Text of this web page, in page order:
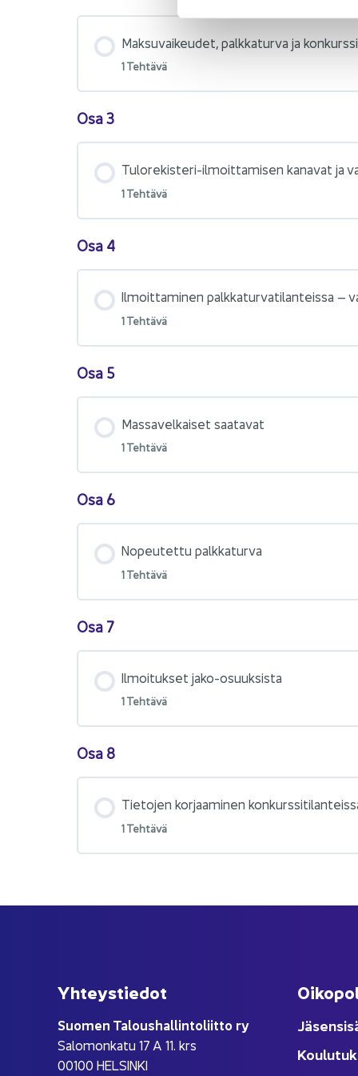
Mak­su­vai­keu­det, palk­ka­tur­va ja
1 Teh­tä­vä
Osa 3
Tulorekisteri-​ilmoittamisen ka­na­vat ja
1 Teh­tä­vä
Osa 4
Il­moit­ta­mi­nen palk­ka­tur­va­ti­lan­teis­sa –
1 Teh­tä­vä
Osa 5
Mas­sa­vel­kai­set saa­ta­vat
1 Teh­tä­vä
Osa 6
No­peu­tet­tu palkkaturva​
1 Teh­tä­vä
Osa 7
Il­moi­tuk­set jako-​osuuksista​
1 Teh­tä­vä
Osa 8
Tie­to­jen kor­jaa­mi­nen
1 Teh­tä­vä
Yh­teys­tie­dot
Suo­men Ta­lous­hal­lin­to­liit­to ry
Sa­lo­mon­ka­tu 17 A 11. krs
00100 HEL­SIN­KI